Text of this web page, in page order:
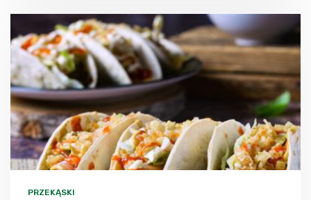
PRZEKĄSKI